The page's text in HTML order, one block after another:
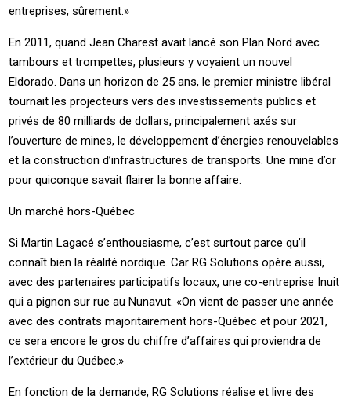
entreprises, sûrement.»
En 2011, quand Jean Charest avait lancé son Plan Nord avec
tambours et trompettes, plusieurs y voyaient un nouvel
Eldorado. Dans un horizon de 25 ans, le premier ministre libéral
tournait les projecteurs vers des investissements publics et
privés de 80 milliards de dollars, principalement axés sur
l’ouverture de mines, le développement d’énergies renouvelables
et la construction d’infrastructures de transports. Une mine d’or
pour quiconque savait flairer la bonne affaire.
Un marché hors-Québec
Si Martin Lagacé s’enthousiasme, c’est surtout parce qu’il
connaît bien la réalité nordique. Car RG Solutions opère aussi,
avec des partenaires participatifs locaux, une co-entreprise Inuit
qui a pignon sur rue au Nunavut. «On vient de passer une année
avec des contrats majoritairement hors-Québec et pour 2021,
ce sera encore le gros du chiffre d’affaires qui proviendra de
l’extérieur du Québec.»
En fonction de la demande, RG Solutions réalise et livre des